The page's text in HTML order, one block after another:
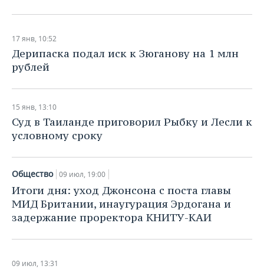
17 янв, 10:52
Дерипаска подал иск к Зюганову на 1 млн
рублей
15 янв, 13:10
Суд в Таиланде приговорил Рыбку и Лесли к
условному сроку
Общество 09 июл, 19:00
Итоги дня: уход Джонсона с поста главы
МИД Британии, инаугурация Эрдогана и
задержание проректора КНИТУ-КАИ
09 июл, 13:31